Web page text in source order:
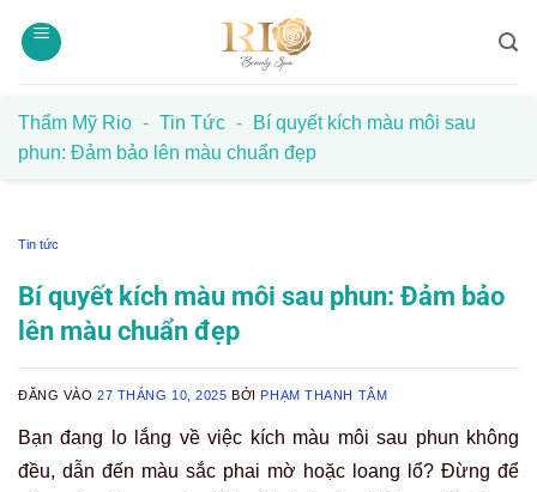
qua
Thẩm Mỹ Rio - Tin Tức -
Bí quyết kích màu môi sau
phun: Đảm bảo lên màu chuẩn đẹp
Tin tức
Bí quyết kích màu môi sau phun: Đảm bảo
lên màu chuẩn đẹp
ĐĂNG VÀO27 THÁNG 10, 2025 BỞI PHẠM THANH TÂM
Bạn đang lo lắng về việc kích màu môi sau phun không
đều, dẫn đến màu sắc phai mờ hoặc loang lổ? Đừng để